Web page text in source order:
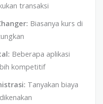
transaksi
Biasanya kurs di
Beberapa aplikasi
kompetitif
Tanyakan biaya